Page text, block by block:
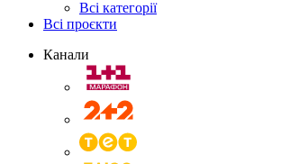
Всі категорії
Всі проєкти
Канали